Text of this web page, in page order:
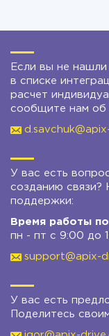
Если вы не
в списке
расчет
сообщите нам об
У вас есть
созданию
поддержки:
Время работы
пн - пт с 9:00 до
support@apix-
У вас есть
Поделитесь